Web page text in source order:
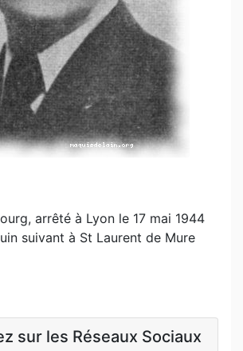
arrêté à Lyon le 17 mai 1944
suivant à St Laurent de Mure
sur les Réseaux Sociaux